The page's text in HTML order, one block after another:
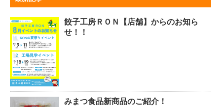
餃子工房ＲＯＮ【店舗】からのお知ら
せ！！
みまつ食品新商品のご紹介！